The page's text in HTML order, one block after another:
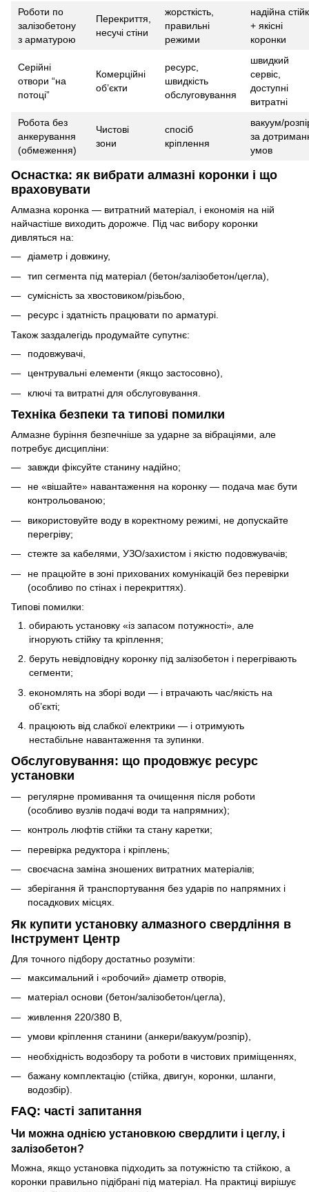
Роботи по
залізобетону
з арматурою
Перекриття,
несучі стіни
жорсткість,
правильні
режими
надійна
+ якісні
коронки
Серійні
отвори “на
потоці”
Комерційні
об’єкти
ресурс,
швидкість
обслуговування
швидкий
сервіс,
доступні
витратні
Робота без
анкерування
(обмеження)
Чистові
зони
спосіб
кріплення
вакуум/
за
умов
Оснастка: як вибрати алмазні коронки і що
враховувати
Алмазна коронка — витратний матеріал, і економія на ній
найчастіше виходить дорожче. Під час вибору коронки
дивляться на:
діаметр і довжину,
тип сегмента під матеріал (бетон/залізобетон/цегла),
сумісність за хвостовиком/різьбою,
ресурс і здатність працювати по арматурі.
Також заздалегідь продумайте супутнє:
подовжувачі,
центрувальні елементи (якщо застосовно),
ключі та витратні для обслуговування.
Техніка безпеки та типові помилки
Алмазне буріння безпечніше за ударне за вібраціями, але
потребує дисципліни:
завжди фіксуйте станину надійно;
не «вішайте» навантаження на коронку — подача має бути
контрольованою;
використовуйте воду в коректному режимі, не допускайте
перегріву;
стежте за кабелями, УЗО/захистом і якістю подовжувачів;
не працюйте в зоні прихованих комунікацій без перевірки
(особливо по стінах і перекриттях).
Типові помилки:
обирають установку «із запасом потужності», але
ігнорують стійку та кріплення;
беруть невідповідну коронку під залізобетон і перегрівають
сегменти;
економлять на зборі води — і втрачають час/якість на
об’єкті;
працюють від слабкої електрики — і отримують
нестабільне навантаження та зупинки.
Обслуговування: що продовжує ресурс
установки
регулярне промивання та очищення після роботи
(особливо вузлів подачі води та напрямних);
контроль люфтів стійки та стану каретки;
перевірка редуктора і кріплень;
своєчасна заміна зношених витратних матеріалів;
зберігання й транспортування без ударів по напрямних і
посадкових місцях.
Як купити установку алмазного свердління в
Інструмент Центр
Для точного підбору достатньо розуміти:
максимальний і «робочий» діаметр отворів,
матеріал основи (бетон/залізобетон/цегла),
живлення 220/380 В,
умови кріплення станини (анкери/вакуум/розпір),
необхідність водозбору та роботи в чистових приміщеннях,
бажану комплектацію (стійка, двигун, коронки, шланги,
водозбір).
FAQ: часті запитання
Чи можна однією установкою свердлити і цеглу, і
залізобетон?
Можна, якщо установка підходить за потужністю та стійкою, а
коронки правильно підібрані під матеріал. На практиці вирішує